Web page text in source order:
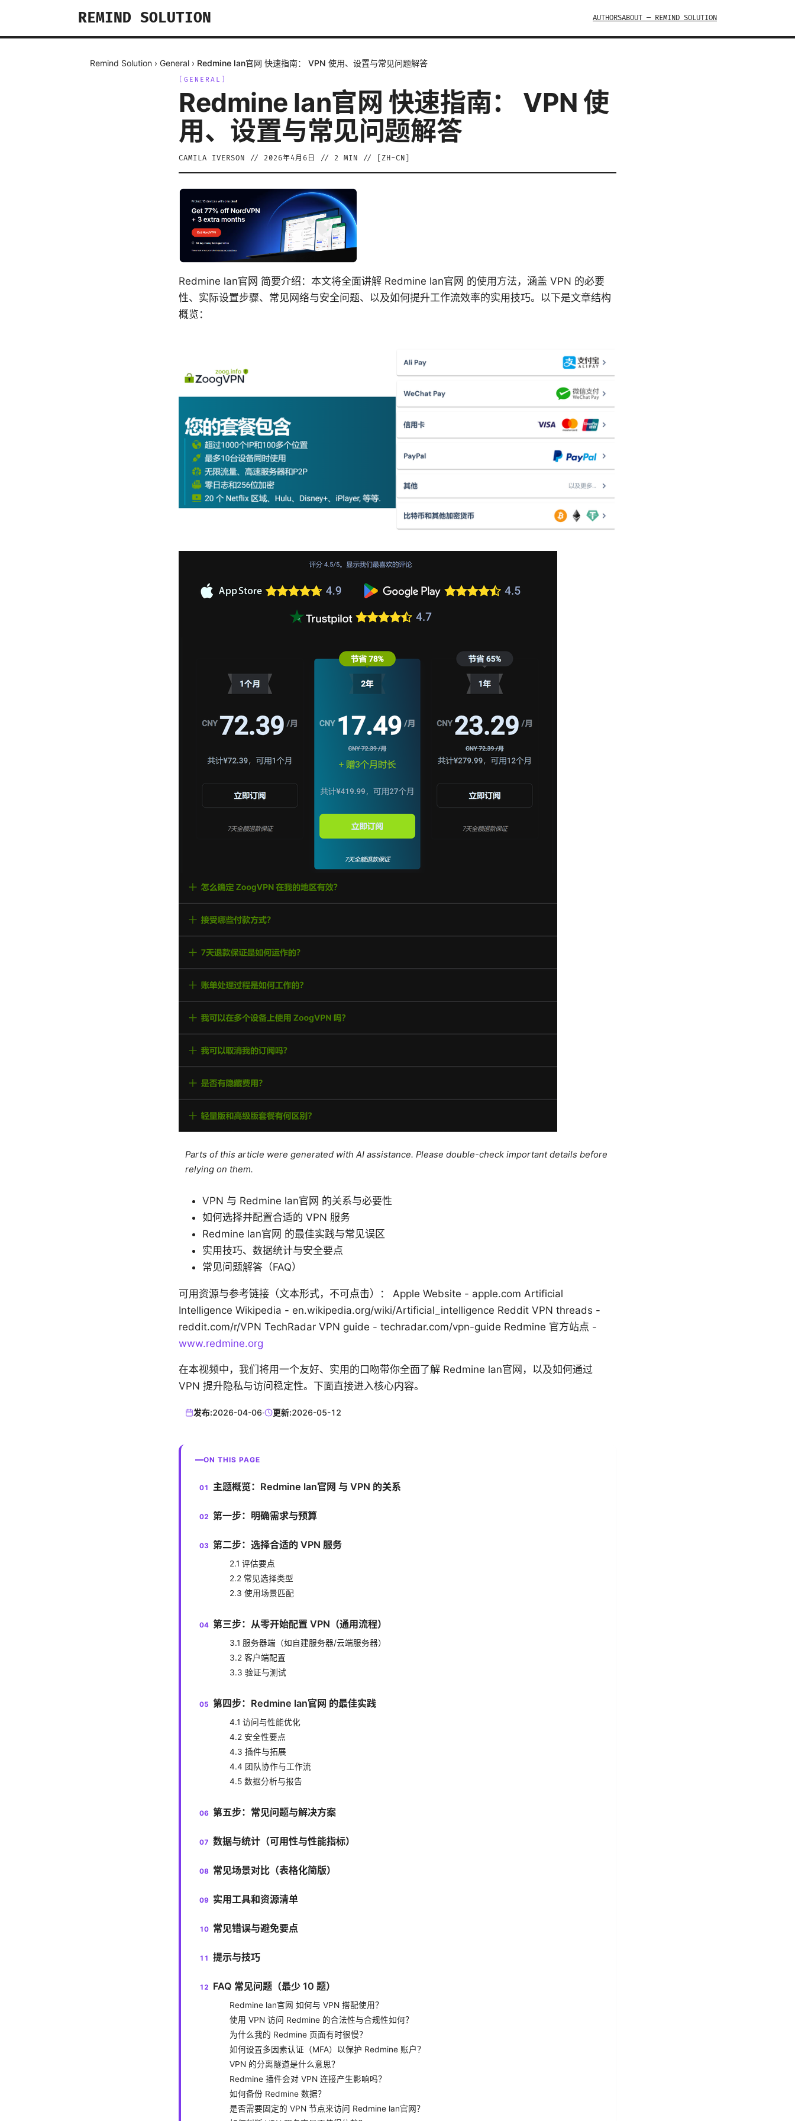
REMIND SOLUTION AUTHORSABOUT — REMIND SOLUTION
Remind Solution › General › Redmine lan官网 快速指南： VPN 使用、设置与常见问题解答
GENERAL
Redmine lan官网 快速指南： VPN 使
用、设置与常见问题解答
CAMILA IVERSON // 2026年4月6日 // 2 MIN // [ ZH-CN
Redmine lan官网 简要介绍：本文将全面讲解 Redmine lan官网 的使用方法，涵盖 VPN 的必要
性、实际设置步骤、常见网络与安全问题、以及如何提升工作流效率的实用技巧。以下是文章结构
概览：
Parts of this article were generated with AI assistance. Please double-check important details before
relying on them.
VPN 与 Redmine lan官网 的关系与必要性
如何选择并配置合适的 VPN 服务
Redmine lan官网 的最佳实践与常见误区
实用技巧、数据统计与安全要点
常见问题解答（FAQ）
可用资源与参考链接（文本形式，不可点击）： Apple Website - apple.com Artificial
Intelligence Wikipedia - en.wikipedia.org/wiki/Artificial_intelligence Reddit VPN threads -
reddit.com/r/VPN TechRadar VPN guide - techradar.com/vpn-guide Redmine 官方站点 -
www.redmine.org
在本视频中，我们将用一个友好、实用的口吻带你全面了解 Redmine lan官网，以及如何通过
VPN 提升隐私与访问稳定性。下面直接进入核心内容。
发布:2026-04-06· 更新:2026-05-12
ON THIS PAGE
主题概览：Redmine lan官网 与 VPN 的关系
第一步：明确需求与预算
第二步：选择合适的 VPN 服务
2.1 评估要点
2.2 常见选择类型
2.3 使用场景匹配
第三步：从零开始配置 VPN（通用流程）
3.1 服务器端（如自建服务器/云端服务器）
3.2 客户端配置
3.3 验证与测试
第四步：Redmine lan官网 的最佳实践
4.1 访问与性能优化
4.2 安全性要点
4.3 插件与拓展
4.4 团队协作与工作流
4.5 数据分析与报告
第五步：常见问题与解决方案
数据与统计（可用性与性能指标）
常见场景对比（表格化简版）
实用工具和资源清单
常见错误与避免要点
提示与技巧
FAQ 常见问题（最少 10 题）
Redmine lan官网 如何与 VPN 搭配使用？
使用 VPN 访问 Redmine 的合法性与合规性如何？
为什么我的 Redmine 页面有时很慢？
如何设置多因素认证（MFA）以保护 Redmine 账户？
VPN 的分离隧道是什么意思？
Redmine 插件会对 VPN 连接产生影响吗？
如何备份 Redmine 数据？
是否需要固定的 VPN 节点来访问 Redmine lan官网？